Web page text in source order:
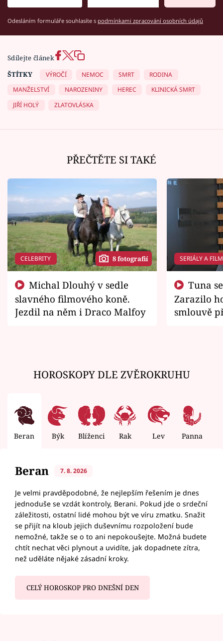
Odesláním formuláře souhlasíte s podmínkami zpracování osobních údajů
Sdílejte článek
ŠTÍTKY
VÝROČÍ NEMOC SMRT
RODINA
MANŽELSTVÍ
NAROZENINY HEREC
KLINICKÁ SMRT
JIŘÍ HOLÝ
ZLATOVLÁSKA
PŘEČTĚTE SI TAKÉ
CELEBRITY 8 fotografií
slavného filmového koně.
Jezdil na něm i Draco Malfoy
SERIÁLY A
Zarazilo
smlouvě
HOROSKOPY DLE ZVĚROKRUHU
Beran Býk Blíženci Rak Lev Panna
Beran 7. 8. 2026
Je velmi pravděpodobné, že nejlepším řešením je dnes
jednoduše se vzdát kontroly, Berani. Pokud jde o srdeční
záležitosti, ostatní lidé mohou být ve víru zmatku. Snažit
se přijít na kloub jejich duševnímu rozpoložení bude
nemožné, takže se o to ani nepokoušejte. Možná budete
chtít nechat věci plynout a uvidíte, jak dopadnete zítra,
než uděláte nějaké zásadní kroky.
CELÝ HOROSKOP PRO DNEŠNÍ DEN